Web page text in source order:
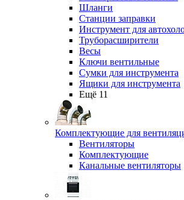
Шланги
Станции заправки
Инструмент для
Труборасширители
Весы
Ключи вентильные
Сумки для инструмента
Ящики для инструмента
Ещё 11
Комплектующие для
Вентиляторы
Комплектующие
Канальные вентиляторы